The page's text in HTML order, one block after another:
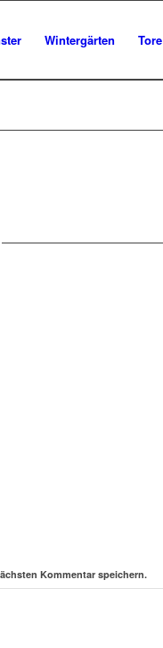
Wintergärten Tore
Kommentar speichern.